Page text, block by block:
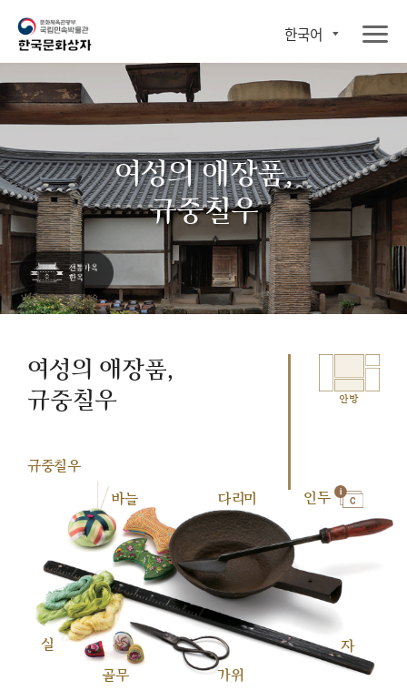
한국어
여성의 애장품,
규중칠우
여성의 애장품,
규중칠우
안방
규중칠우
바늘
다리미 인두
실
골무
가위
자